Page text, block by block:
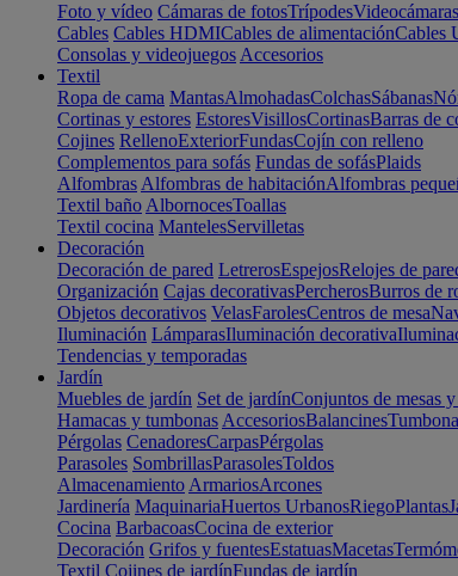
Foto y vídeo Cámaras de fotosTrípodesVideocámaras
Cables Cables HDMICables de alimentaciónCables
Consolas y videojuegos Accesorios
Textil
Ropa de cama MantasAlmohadasColchasSábanas
Cortinas y estores EstoresVisillosCortinasBarras de
Cojines RellenoExteriorFundasCojín con relleno
Complementos para sofás Fundas de sofásPlaids
Alfombras Alfombras de habitaciónAlfombras
Textil baño AlbornocesToallas
Textil cocina MantelesServilletas
Decoración
Decoración de pared LetrerosEspejosRelojes de
Organización Cajas decorativasPercherosBurros de
Objetos decorativos VelasFarolesCentros de mesa
Iluminación LámparasIluminación decorativa
Tendencias y temporadas
Jardín
Muebles de jardín Set de jardínConjuntos de mesas
Hamacas y tumbonas AccesoriosBalancines
Pérgolas CenadoresCarpasPérgolas
Parasoles SombrillasParasolesToldos
Almacenamiento ArmariosArcones
Jardinería MaquinariaHuertos UrbanosRiegoPlantas
Cocina BarbacoasCocina de exterior
Decoración Grifos y fuentesEstatuasMacetas
Textil Cojines de jardínFundas de jardín